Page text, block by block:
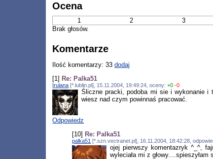
Ocena
1 2 3
Brak głosów.
Komentarze
Ilość komentarzy: 33dodaj
[1] Re: Palka51
Irulana [*.lublin.pl], 15.11.2004, 19:49:24, oceny:+0 -0
Śliczne pracki, podoba mi sie i wykonanie i
wiesz nad czym powinnaś pracować.
Odpowiedz
[10] Re: Palka51
palka51 [*.szn.vectranet.pl], 16.11.2004, 18:42:28,
ojej pierwszy komentazryk ^_^,
wyleciała mi z